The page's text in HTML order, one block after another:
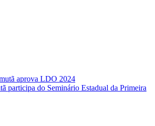
aprova LDO 2024
participa do Seminário Estadual da Primeira